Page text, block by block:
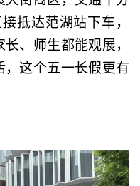
抵达范湖站下车，
、师生都能观展，
这个五一长假更有